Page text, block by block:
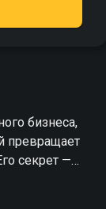
бизнеса,
превращает
секрет —
которая